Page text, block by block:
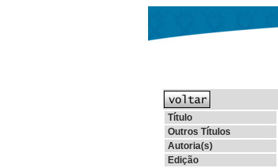
Título
Outros Títulos
Autoria(s)
Edição